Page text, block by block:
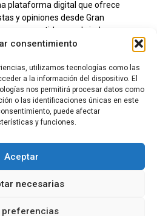
consentimiento
utilizamos tecnologías como las
a la información del dispositivo. El
nos permitirá procesar datos como
o las identificaciones únicas en este
puede afectar
y funciones.
Aceptar
necesarias
preferencias
plataforma digital que ofrece
y opiniones desde Gran
con brindar
periodismo independiente a